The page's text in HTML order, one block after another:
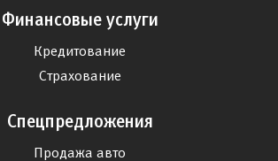
Финансовые услуги
Кредитование
Страхование
Спецпредложения
Продажа авто